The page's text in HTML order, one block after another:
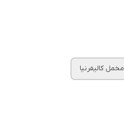
مخمل کالیفرنیا